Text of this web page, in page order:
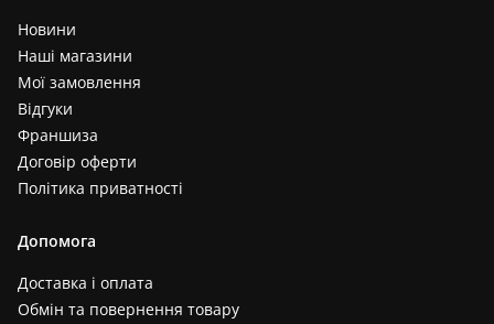
Новини
Наші магазини
Мої замовлення
Відгуки
Франшиза
Договір оферти
Політика приватності
Допомога
Доставка і оплата
Обмін та повернення товару